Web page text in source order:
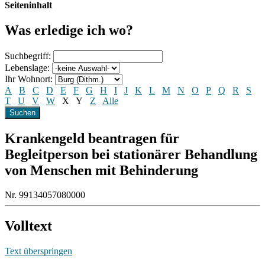
Seiteninhalt
Was erledige ich wo?
Suchbegriff:
Lebenslage:
Ihr Wohnort:
A
B C D E F G H I J K L M N O P Q R
S
T
U V W X Y Z Alle
Krankengeld beantragen für
Begleitperson bei stationärer Behandlung
von Menschen mit Behinderung
Nr. 99134057080000
Volltext
Text überspringen